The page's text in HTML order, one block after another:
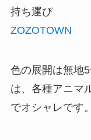
持ち運び
ZOZOTOWN
色の展開は無地
は、各種アニマ
でオシャレです。